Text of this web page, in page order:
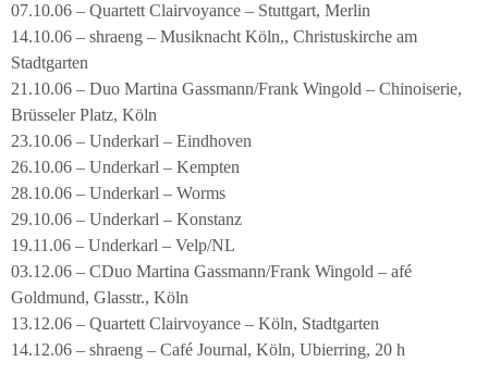
07.10.06 – Quartett Clairvoyance – Stuttgart, Merlin
14.10.06 – shraeng – Musiknacht Köln,, Christuskirche am
Stadtgarten
21.10.06 – Duo Martina Gassmann/Frank Wingold – Chinoiserie,
Brüsseler Platz, Köln
23.10.06 – Underkarl – Eindhoven
26.10.06 – Underkarl – Kempten
28.10.06 – Underkarl – Worms
29.10.06 – Underkarl – Konstanz
19.11.06 – Underkarl – Velp/NL
03.12.06 – CDuo Martina Gassmann/Frank Wingold – afé
Goldmund, Glasstr., Köln
13.12.06 – Quartett Clairvoyance – Köln, Stadtgarten
14.12.06 – shraeng – Café Journal, Köln, Ubierring, 20 h